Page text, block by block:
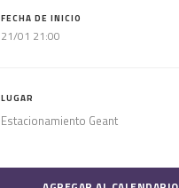
FECHA DE INICIO
21/01 21:00
LUGAR
Estacionamiento Geant